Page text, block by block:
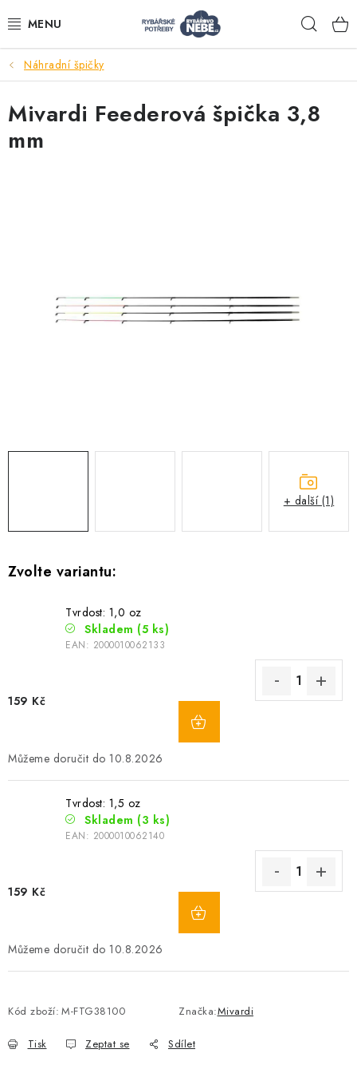
na
Akce
Navijáky
Tašky a obaly
Náhradní špičky
Tvrdost: 1,0 oz
Skladem (5 ks)
EAN: 2000010062133
159 Kč
10.8.2026
Tvrdost: 1,5 oz
Skladem (3 ks)
EAN: 2000010062140
159 Kč
10.8.2026
Kód zboží: M-FTG38100 Značka:Mivardi
Tisk Zeptat se Sdílet
Mivardi Feederová špička 3,8
mm
+ další (1)